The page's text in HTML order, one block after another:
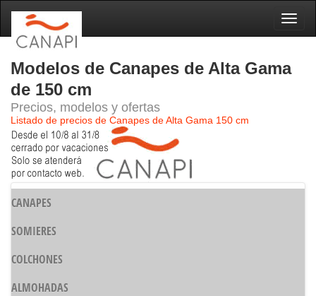
Modelos de Canapes de Alta Gama
de 150 cm
Precios, modelos y ofertas
Listado de precios de Canapes de Alta Gama 150 cm
CANAPES
SOMIERES
COLCHONES
ALMOHADAS